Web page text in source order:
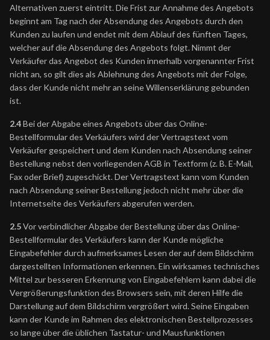
Alternativen zuerst eintritt. Die Frist zur Annahme des Angebots
beginnt am Tag nach der Absendung des Angebots durch den
Kunden zu laufen und endet mit dem Ablauf des fünften Tages,
welcher auf die Absendung des Angebots folgt. Nimmt der
Verkäufer das Angebot des Kunden innerhalb vorgenannter Frist
nicht an, so gilt dies als Ablehnung des Angebots mit der Folge,
dass der Kunde nicht mehr an seine Willenserklärung gebunden
ist.
2.4Bei der Abgabe eines Angebots über das Online-
Bestellformular des Verkäufers wird der Vertragstext vom
Verkäufer gespeichert und dem Kunden nach Absendung seiner
Bestellung nebst den vorliegenden AGB in Textform (z. B. E-Mail,
Fax oder Brief) zugeschickt. Der Vertragstext kann vom Kunden
nach Absendung seiner Bestellung jedoch nicht mehr über die
Internetseite des Verkäufers abgerufen werden.
2.5Vor verbindlicher Abgabe der Bestellung über das Online-
Bestellformular des Verkäufers kann der Kunde mögliche
Eingabefehler durch aufmerksames Lesen der auf dem Bildschirm
dargestellten Informationen erkennen. Ein wirksames technisches
Mittel zur besseren Erkennung von Eingabefehlern kann dabei die
Vergrößerungsfunktion des Browsers sein, mit deren Hilfe die
Darstellung auf dem Bildschirm vergrößert wird. Seine Eingaben
kann der Kunde im Rahmen des elektronischen Bestellprozesses
so lange über die üblichen Tastatur- und Mausfunktionen